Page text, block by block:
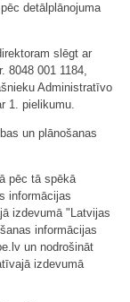
detālplānojuma
slēgt ar
8048 001 1184,
Administratīvo
1. pielikumu.
un plānošanas
pēc tā spēkā
informācijas
izdevumā "Latvijas
informācijas
un nodrošināt
izdevumā